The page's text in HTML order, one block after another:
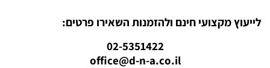
לייעוץ מקצועי חינם ולהזמנות השאירו פרטים:
02-5351422
office@d-n-a.co.il